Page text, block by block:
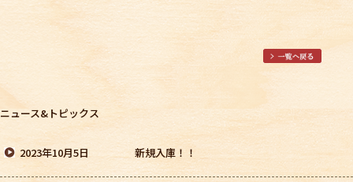
ニュース&トピックス
2023年10月5日 新規入庫！！